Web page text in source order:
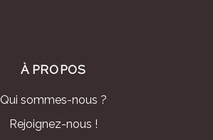
À PROPOS
Qui sommes-nous ?
Rejoignez-nous !